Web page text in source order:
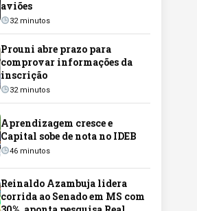
aviões
32 minutos
Prouni abre prazo para
comprovar informações da
inscrição
32 minutos
Aprendizagem cresce e
Capital sobe de nota no IDEB
46 minutos
Reinaldo Azambuja lidera
corrida ao Senado em MS com